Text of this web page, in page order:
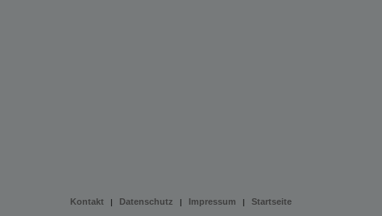
Kontakt | Datenschutz | Impressum | Startseite